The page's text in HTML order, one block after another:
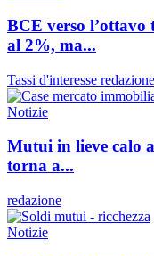
BCE verso l’ottavo
al 2%, ma...
Tassi d'interesse redazione
Notizie
Mutui in lieve calo
torna a...
redazione
Notizie